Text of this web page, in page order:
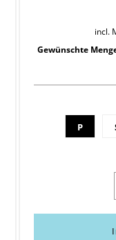
incl.
Gewünschte
P